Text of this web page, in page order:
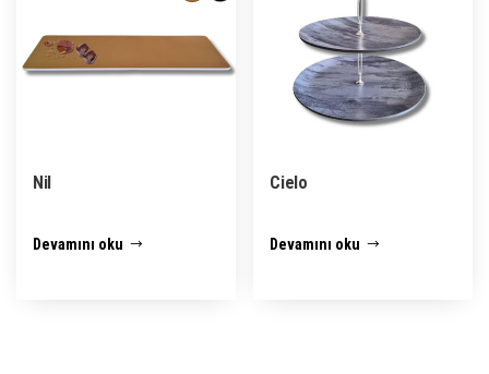
Nil
Devamını oku
Cielo
Devamını oku